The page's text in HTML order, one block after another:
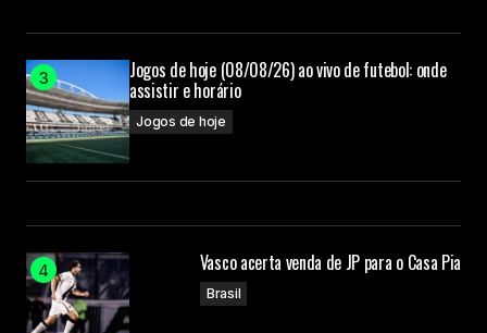
Jogos de hoje (08/08/26) ao vivo de futebol: onde
assistir e horário
Jogos de hoje
Vasco acerta venda de JP para o Casa Pia
Brasil